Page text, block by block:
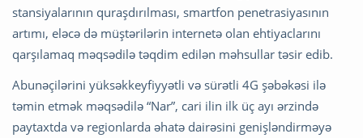
stansiyalarının quraşdırılması, smartfon penetrasiyasının
artımı, eləcə də müştərilərin internetə olan ehtiyaclarını
qarşılamaq məqsədilə təqdim edilən məhsullar təsir edib.
Abunəçilərini yüksəkkeyfiyyətli və sürətli 4G şəbəkəsi ilə
təmin etmək məqsədilə “Nar”, cari ilin ilk üç ayı ərzində
paytaxtda və regionlarda əhatə dairəsini genişləndirməyə